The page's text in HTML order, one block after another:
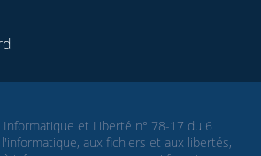
et Liberté n° 78-17 du 6
aux fichiers et aux libertés,